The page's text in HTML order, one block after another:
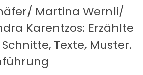
Martina Wernli/
Karentzos: Erzählte
Texte, Muster.